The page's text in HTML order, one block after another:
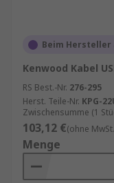
Beim Hersteller
Kenwood Kabel
RS Best.-Nr. 276-295
Herst. Teile-Nr. KPG-
Zwischensumme (1
103,12 €(ohne
Menge